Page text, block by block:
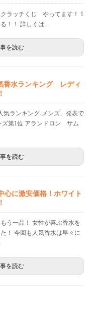
ラッチくじ やってます！ 1
！！ 詳しくは...
を読む
水ランキング レディ
ランキング-メンズ」発表で
ズ第1位 アランドロン サム
を読む
心に激安価格！ホワイト
う一品！ 女性が喜ぶ香水を
！ 今回も人気香水は早々に
を読む